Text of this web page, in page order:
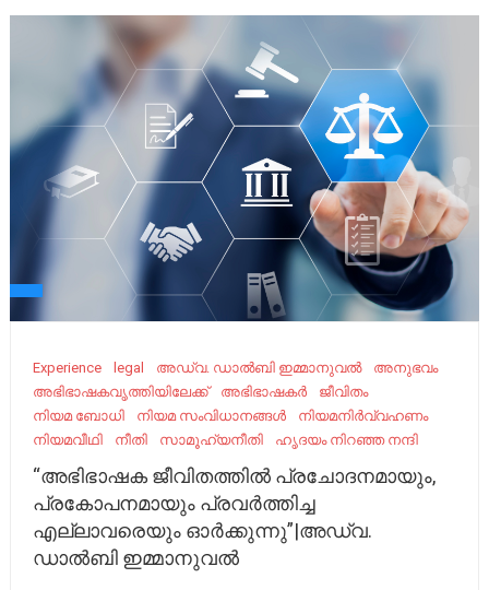
Experience legal അഡ്വ. ഡാൽബി ഇമ്മാനുവൽ
അനുഭവം
അഭിഭാഷകവൃത്തിയിലേക്ക്
അഭിഭാഷകർ
ജീവിതം
നിയമ ബോധി
നിയമ സംവിധാനങ്ങൾ
നിയമനിർവ്വഹണം
നിയമവീഥി
നീതി സാമൂഹ്യനീതി ഹൃദയം നിറഞ്ഞ നന്ദി
“അഭിഭാഷക ജീവിതത്തിൽ പ്രചോദനമായും,
പ്രകോപനമായും പ്രവർത്തിച്ച
എല്ലാവരെയും ഓർക്കുന്നു”|അഡ്വ.
ഡാൽബി ഇമ്മാനുവൽ